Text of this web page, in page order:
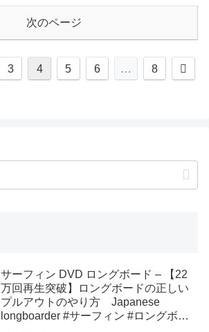
次のページ
3 4 5 6 … 8
次
サーフィン DVD ロングボード – 【22
万回再生突破】ロングボードの正しい
プルアウトのやり方 Japanese
longboarder #サーフィン #ロングボー